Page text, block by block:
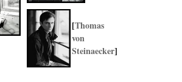
[Thomas
von
Steinaecker]